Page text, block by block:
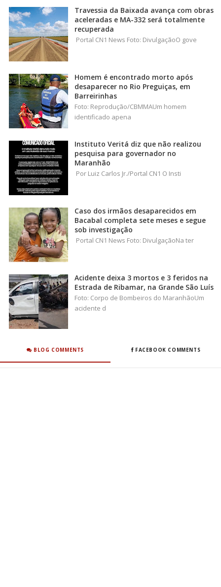
Travessia da Baixada avança com obras
aceleradas e MA-332 será totalmente
recuperada
Portal CN1 News Foto: DivulgaçãoO gove
Homem é encontrado morto após
desaparecer no Rio Preguiças, em
Barreirinhas
Foto: Reprodução/CBMMAUm homem
identificado apena
Instituto Veritá diz que não realizou
pesquisa para governador no
Maranhão
Por Luiz Carlos Jr./Portal CN1 O Insti
Caso dos irmãos desaparecidos em
Bacabal completa sete meses e segue
sob investigação
Portal CN1 News Foto: DivulgaçãoNa ter
Acidente deixa 3 mortos e 3 feridos na
Estrada de Ribamar, na Grande São Luís
Foto: Corpo de Bombeiros do MaranhãoUm
acidente d
BLOG COMMENTS FACEBOOK COMMENTS